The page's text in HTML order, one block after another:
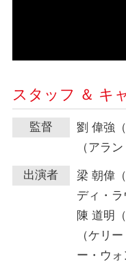
スタッフ ＆ キ
監督
劉 偉強
（アラ
出演者
梁 朝偉
ディ・
陳 道明
（ケリ
ー・ウ